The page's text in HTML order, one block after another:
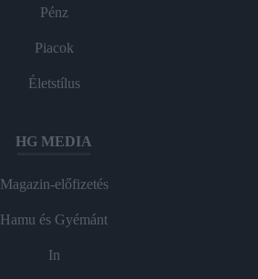
Pénz
Piacok
Életstílus
HG MEDIA
Magazin-előfizetés
Hamu és Gyémánt
In